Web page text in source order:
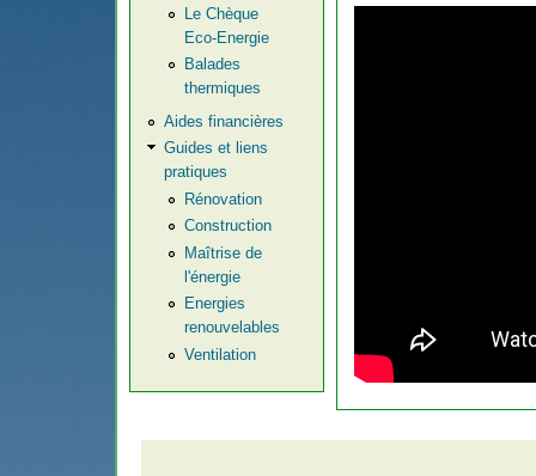
Le Chèque
Eco-Energie
Balades
thermiques
Aides financières
Guides et liens
pratiques
Rénovation
Construction
Maîtrise de
l'énergie
Energies
renouvelables
Ventilation